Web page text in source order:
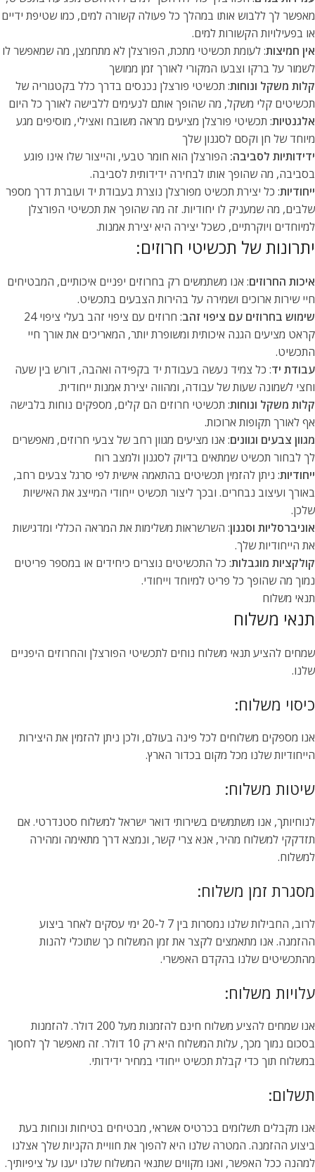
מאפשר לך ללבוש אותו במהלך כל פעולה קשורה למים, כמו שטיפת ידיים
או בפעילויות הקשורות למים.
אין חמיצות: לעומת תכשיטי מתכת, הפורצלן לא מתחמצן, מה שמאפשר לו
לשמור על ברקו וצבעו המקורי לאורך זמן ממושך
קלות משקל ונוחות: תכשיטי פורצלן נכנסים בדרך כלל בקטגוריה של
תכשיטים קלי משקל, מה שהופך אותם לנעימים ללבישה לאורך כל היום
אלגנטיות: תכשיטי פורצלן מציעים מראה משובח ואצילי, מוסיפים מגע
מיוחד של חן וקסם לסגנון שלך
ידידותיות לסביבה: הפורצלן הוא חומר טבעי, והייצור שלו אינו פוגע
בסביבה, מה שהופך אותו לבחירה ידידותית לסביבה.
ייחודיות: כל יצירת תכשיט מפורצלן נוצרת בעבודת יד ועוברת דרך מספר
שלבים, מה שמעניק לו יחודיות. זה מה שהופך את תכשיטי הפורצלן
למיוחדים ויוקרתיים, כשכל יצירה היא יצירת אמנות.
יתרונות של תכשיטי חרוזים:
איכות החרוזים: אנו משתמשים רק בחרוזים יפניים איכותיים, המבטיחים
חיי שירות ארוכים ושמירה על בהירות הצבעים בתכשיט.
שימוש בחרוזים עם ציפוי זהב
: חרוזים עם ציפוי זהב בעלי ציפוי 24
קראט מציעים הגנה איכותית ומשופרת יותר, המאריכים את אורך חיי
התכשיט.
עבודת יד: כל צמיד נעשה בעבודת יד בקפידה ואהבה, דורש בין שעה
וחצי לשמונה שעות של עבודה, ומהווה יצירת אמנות ייחודית.
קלות משקל ונוחות: תכשיטי חרוזים הם קלים, מספקים נוחות בלבישה
אף לאורך תקופות ארוכות.
מגוון צבעים וגוונים: אנו מציעים מגוון רחב של צבעי חרוזים, מאפשרים
לך לבחור תכשיט שמתאים בדיוק לסגנון ולמצב רוח
ייחודיות: ניתן להזמין תכשיטים בהתאמה אישית לפי סרגל צבעים רחב,
באורך ועיצוב נבחרים. ובכך ליצור תכשיט ייחודי המייצג את האישיות
שלכן.
אוניברסליות וסגנון: השרשראות משלימות את המראה הכללי ומדגישות
את הייחודיות שלך.
קולקציות מוגבלות: כל התכשיטים נוצרים כיחידים או במספר פריטים
נמוך מה שהופך כל פריט למיוחד וייחודי.
תנאי משלוח
תנאי משלוח
שמחים להציע תנאי משלוח נוחים לתכשיטי הפורצלן והחרוזים היפניים
שלנו.
כיסוי משלוח:
אנו מספקים משלוחים לכל פינה בעולם, ולכן ניתן להזמין את היצירות
הייחודיות שלנו מכל מקום בכדור הארץ.
שיטות משלוח:
לנוחיותך, אנו משתמשים בשירותי דואר ישראל למשלוח סטנדרטי. אם
תזדקקי למשלוח מהיר, אנא צרי קשר, ונמצא דרך מתאימה ומהירה
למשלוח.
מסגרת זמן משלוח:
לרוב, החבילות שלנו נמסרות בין 7 ל-20 ימי עסקים לאחר ביצוע
ההזמנה. אנו מתאמצים לקצר את זמן המשלוח כך שתוכלי להנות
מהתכשיטים שלנו בהקדם האפשרי.
עלויות משלוח:
אנו שמחים להציע משלוח חינם להזמנות מעל 200 דולר. להזמנות
בסכום נמוך מכך, עלות המשלוח היא רק 10 דולר. זה מאפשר לך לחסוך
במשלוח תוך כדי קבלת תכשיט ייחודי במחיר ידידותי.
תשלום:
אנו מקבלים תשלומים בכרטיס אשראי, מבטיחים בטיחות ונוחות בעת
ביצוע ההזמנה. המטרה שלנו היא להפוך את חוויית הקניות שלך אצלנו
למהנה ככל האפשר, ואנו מקווים שתנאי המשלוח שלנו יענו על ציפיותיך.